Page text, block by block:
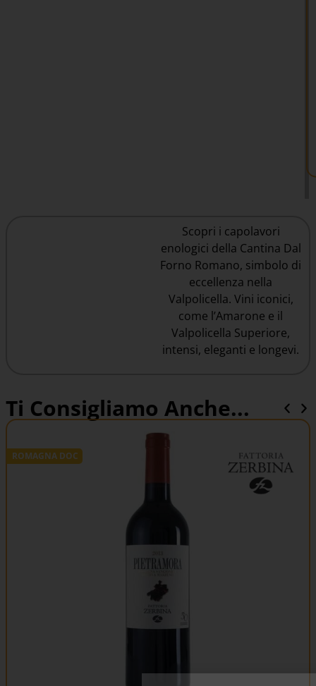
Scopri i capolavori
enologici della Cantina Dal
Forno Romano, simbolo di
eccellenza nella
Valpolicella. Vini iconici,
come l’Amarone e il
Valpolicella Superiore,
intensi, eleganti e longevi.
Ti Consigliamo Anche...
ROMAGNA DOC